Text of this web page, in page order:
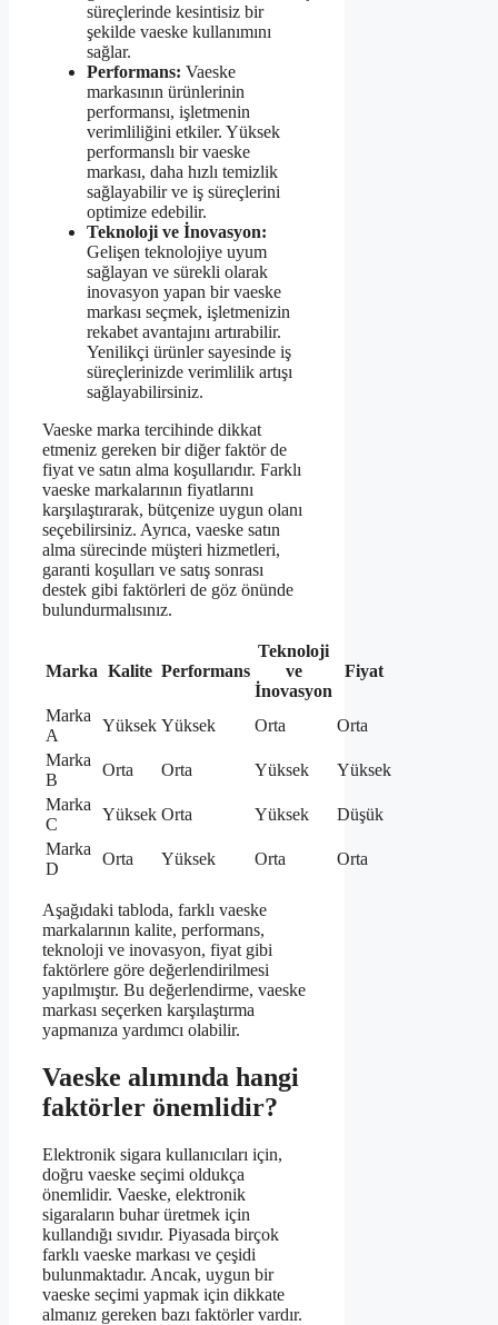
süreçlerinde kesintisiz bir
şekilde vaeske kullanımını
sağlar.
Performans: Vaeske
markasının ürünlerinin
performansı, işletmenin
verimliliğini etkiler. Yüksek
performanslı bir vaeske
markası, daha hızlı temizlik
sağlayabilir ve iş süreçlerini
optimize edebilir.
Teknoloji ve İnovasyon:
Gelişen teknolojiye uyum
sağlayan ve sürekli olarak
inovasyon yapan bir vaeske
markası seçmek, işletmenizin
rekabet avantajını artırabilir.
Yenilikçi ürünler sayesinde iş
süreçlerinizde verimlilik artışı
sağlayabilirsiniz.
Vaeske marka tercihinde dikkat
etmeniz gereken bir diğer faktör de
fiyat ve satın alma koşullarıdır. Farklı
vaeske markalarının fiyatlarını
karşılaştırarak, bütçenize uygun olanı
seçebilirsiniz. Ayrıca, vaeske satın
alma sürecinde müşteri hizmetleri,
garanti koşulları ve satış sonrası
destek gibi faktörleri de göz önünde
bulundurmalısınız.
Marka Kalite Performans
Teknoloji
ve
İnovasyon
Fiyat
Marka
A
Yüksek Yüksek Orta
Orta
Marka
B
Orta Orta Yüksek
Yüksek
Marka
C
Yüksek Orta Yüksek
Düşük
Marka
D
Orta Yüksek Orta Orta
Aşağıdaki tabloda, farklı vaeske
markalarının kalite, performans,
teknoloji ve inovasyon, fiyat gibi
faktörlere göre değerlendirilmesi
yapılmıştır. Bu değerlendirme, vaeske
markası seçerken karşılaştırma
yapmanıza yardımcı olabilir.
Vaeske alımında hangi
faktörler önemlidir?
Elektronik sigara kullanıcıları için,
doğru vaeske seçimi oldukça
önemlidir. Vaeske, elektronik
sigaraların buhar üretmek için
kullandığı sıvıdır. Piyasada birçok
farklı vaeske markası ve çeşidi
bulunmaktadır. Ancak, uygun bir
vaeske seçimi yapmak için dikkate
almanız gereken bazı faktörler vardır.